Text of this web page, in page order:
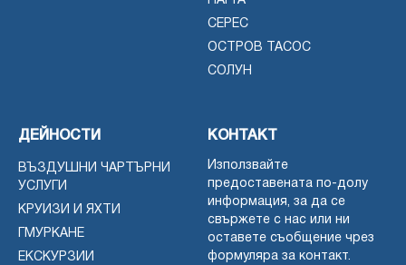
СЕРЕС
ОСТРОВ ТАСОС
СОЛУН
ДЕЙНОСТИ
ВЪЗДУШНИ ЧАРТЪРНИ
УСЛУГИ
КРУИЗИ И ЯХТИ
ГМУРКАНЕ
ЕКСКУРЗИИ
КОНТАКТ
Използвайте
предоставената по-долу
информация, за да се
свържете с нас или ни
оставете съобщение чрез
формуляра за контакт.